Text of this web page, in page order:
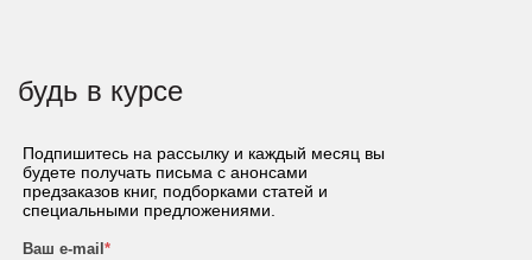
будь в курсе
Подпишитесь на рассылку и каждый месяц вы
будете получать письма с анонсами
предзаказов книг, подборками статей и
специальными предложениями.
Ваш e-mail *